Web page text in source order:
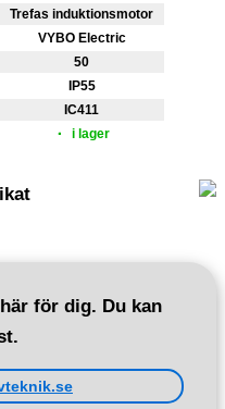
Trefas induktionsmotor
VYBO Electric
50
IP55
IC411
i lager
för dig. Du kan